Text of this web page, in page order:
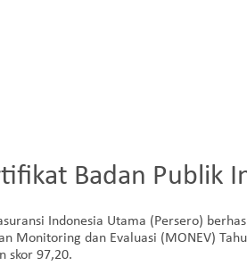
Badan Publik
Indonesia Utama (Persero)
Monitoring dan Evaluasi (MONEV)
skor 97,20.